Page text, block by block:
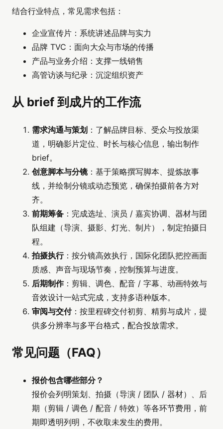
结合行业特点，常见需求包括：
企业宣传片：系统讲述品牌与实力
品牌 TVC：面向大众与市场的传播
产品与业务介绍：支撑一线销售
高管访谈与纪录：沉淀组织资产
从 brief 到成片的工作流
需求沟通与策划 ：了解品牌目标、受众与投放渠
道，明确影片定位、时长与核心信息，输出制作
brief。
创意脚本与分镜 ：基于策略撰写脚本、提炼故事
线，并绘制分镜或动态预览，确保拍摄前各方对
齐。
前期筹备 ：完成选址、演员 / 嘉宾协调、器材与团
队组建（导演、摄影、灯光、制片），制定拍摄日
程。
拍摄执行：按分镜高效执行，国际化团队把控画面
质感、声音与现场节奏，控制预算与进度。
后期制作：剪辑、调色、配音 / 字幕、动画特效与
音效设计一站式完成，支持多语种版本。
审阅与交付：按里程碑交付初剪、精剪与成片，提
供多分辨率与多平台格式，配合投放需求。
常见问题（FAQ）
报价包含哪些部分？
报价会列明策划、拍摄（导演 / 团队 / 器材）、后
期（剪辑 / 调色 / 配音 / 特效）等各环节费用，前
期即透明列明，不收取未发生的费用。